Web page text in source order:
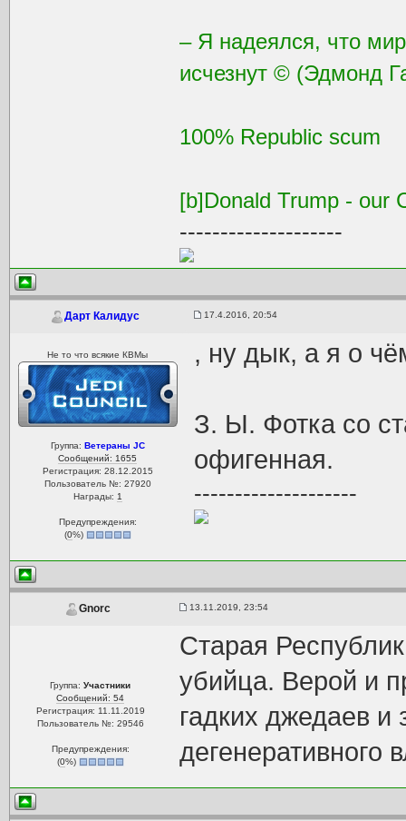
– Я надеялся, что
исчезнут © (Эдмонд
100% Republic scum
[b]Donald Trump - our
--------------------
Дарт Калидус 17.4.2016, 20:54
Не то что всякие КВМы
Группа: Ветераны JC
Сообщений: 1655
Регистрация: 28.12.2015
Пользователь №: 27920
Награды: 1
Предупреждения:
(0%)
, ну дык, а я о
З. Ы. Фотка со
офигенная.
--------------------
Gnorc 13.11.2019, 23:54
Группа:Участники
Сообщений: 54
Регистрация: 11.11.2019
Пользователь №: 29546
Предупреждения:
(0%)
Старая
убийца. Верой и
гадких джедаев и
дегенеративного